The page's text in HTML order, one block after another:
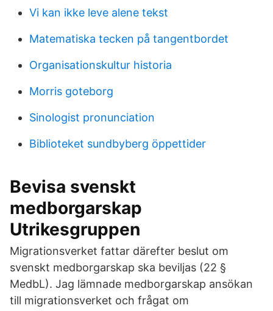
Vi kan ikke leve alene tekst
Matematiska tecken på tangentbordet
Organisationskultur historia
Morris goteborg
Sinologist pronunciation
Biblioteket sundbyberg öppettider
Bevisa svenskt
medborgarskap
Utrikesgruppen
Migrationsverket fattar därefter beslut om
svenskt medborgarskap ska beviljas (22 §
MedbL). Jag lämnade medborgarskap ansökan
till migrationsverket och frågat om